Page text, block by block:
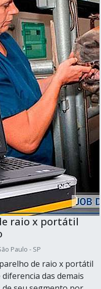
raio x portátil
Paulo - SP
de raio x portátil
das demais